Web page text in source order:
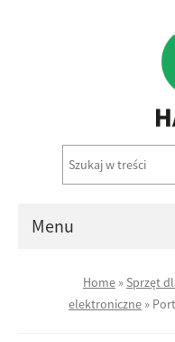
Menu
Home » Sprzęt
elektroniczne »